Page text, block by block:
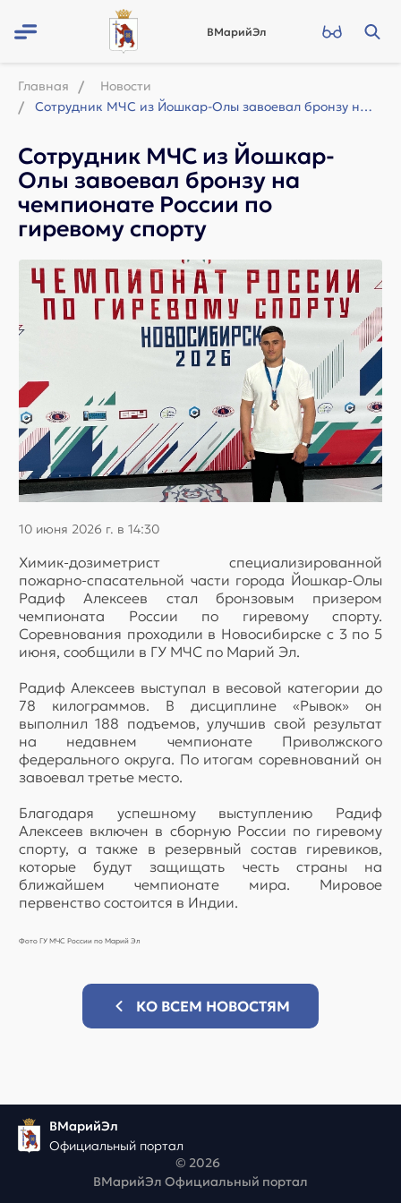
ВМарийЭл
Главная
Новости
Сотрудник МЧС из Йошкар-Олы завоевал бронзу на чемпионате России по гиревому спо...
Сотрудник МЧС из Йошкар-
Олы завоевал бронзу на
чемпионате России по
гиревому спорту
10 июня 2026 г. в 14:30
Химик-дозиметрист специализированной
пожарно-спасательной части города Йошкар-Олы
Радиф Алексеев стал бронзовым призером
чемпионата России по гиревому спорту.
Соревнования проходили в Новосибирске с 3 по 5
июня, сообщили в ГУ МЧС по Марий Эл.
Радиф Алексеев выступал в весовой категории до
78 килограммов. В дисциплине «Рывок» он
выполнил 188 подъемов, улучшив свой результат
на недавнем чемпионате Приволжского
федерального округа. По итогам соревнований он
завоевал третье место.
Благодаря успешному выступлению Радиф
Алексеев включен в сборную России по гиревому
спорту, а также в резервный состав гиревиков,
которые будут защищать честь страны на
ближайшем чемпионате мира. Мировое
первенство состоится в Индии.
Фото ГУ МЧС России по Марий Эл
КО ВСЕМ НОВОСТЯМ
ВМарийЭл
Официальный портал
© 2026
ВМарийЭл Официальный портал